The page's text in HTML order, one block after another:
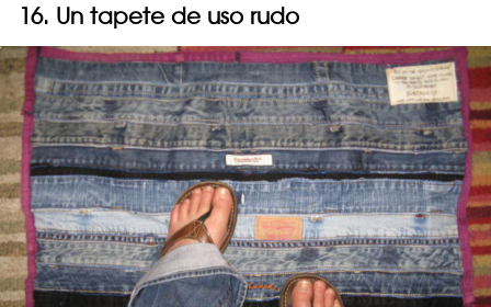
16. Un tapete de uso rudo